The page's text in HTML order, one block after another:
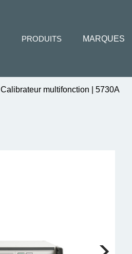
Calibrateur multifonction 5730A
PRODUITS MARQUES